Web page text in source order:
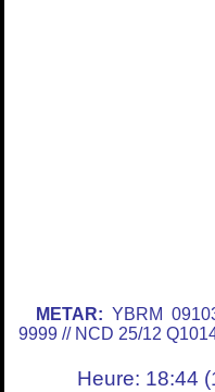
METAR: YBRM
9999 // NCD 25/12
Heure: 18:44